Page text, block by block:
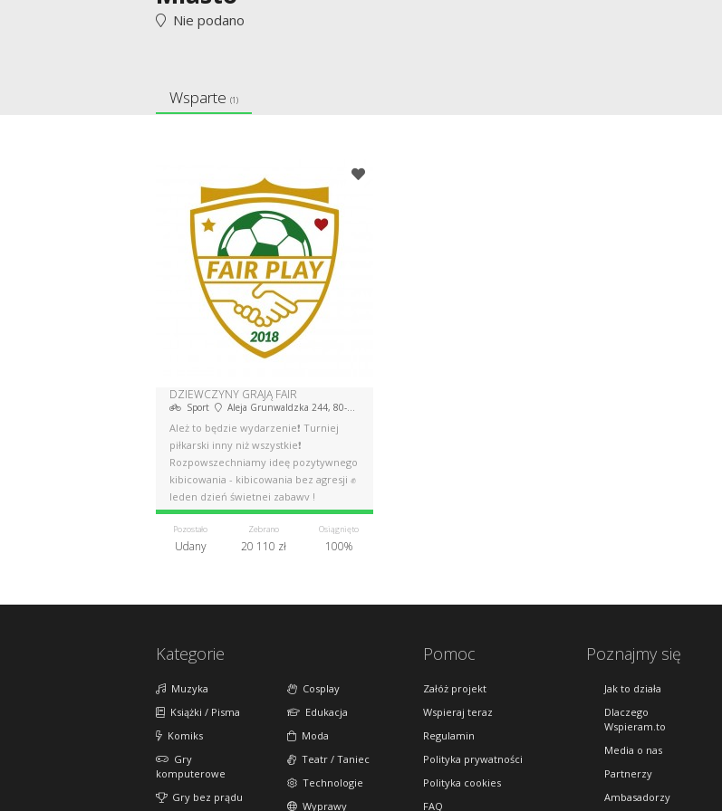
Nie podano
Wsparte (1)
DZIEWCZYNY GRAJĄ FAIR
Sport Aleja Grunwaldzka 244, 80-001 Gdańsk
Ależ to będzie wydarzenie❗ Turniej
piłkarski inny niż wszystkie❗
Rozpowszechniamy ideę pozytywnego
kibicowania - kibicowania bez agresji ✊
Jeden dzień świetnej zabawy !
Pozostało
Udany
Zebrano
20 110 zł
Osiągnięto
100%
Kategorie
Muzyka
Książki / Pisma
Komiks
Gry
komputerowe
Gry bez prądu
Cosplay
Edukacja
Moda
Teatr / Taniec
Technologie
Wyprawy
Pomoc
Załóż projekt
Wspieraj teraz
Regulamin
Polityka prywatności
Polityka cookies
FAQ
Poznajmy się
Jak to działa
Dlaczego
Wspieram.to
Media o nas
Partnerzy
Ambasadorzy